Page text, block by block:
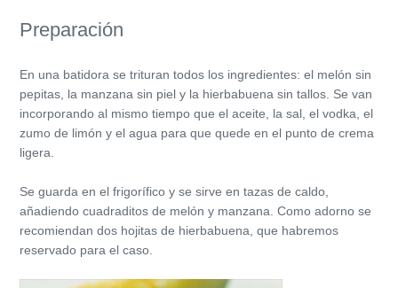
Preparación
En una batidora se trituran todos los ingredientes: el melón sin
pepitas, la manzana sin piel y la hierbabuena sin tallos. Se van
incorporando al mismo tiempo que el aceite, la sal, el vodka, el
zumo de limón y el agua para que quede en el punto de crema
ligera.
Se guarda en el frigorífico y se sirve en tazas de caldo,
añadiendo cuadraditos de melón y manzana. Como adorno se
recomiendan dos hojitas de hierbabuena, que habremos
reservado para el caso.